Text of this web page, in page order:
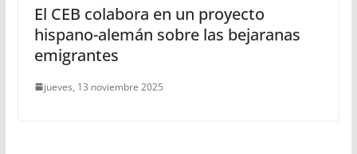
El CEB colabora en un proyecto
hispano-alemán sobre las bejaranas
emigrantes
jueves, 13 noviembre 2025